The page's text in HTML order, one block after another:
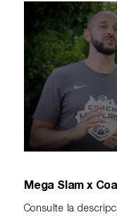
Mega Slam x
Consulte la